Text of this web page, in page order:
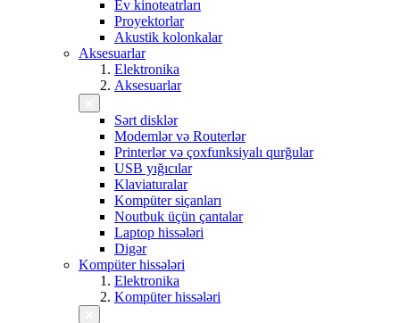
Ev kinoteatrları
Proyektorlar
Akustik kolonkalar
Aksesuarlar
Elektronika
Aksesuarlar
Sərt disklər
Modemlər və Routerlər
Printerlər və çoxfunksiyalı qurğular
USB yığıcılar
Klaviaturalar
Kompüter siçanları
Noutbuk üçün çantalar
Laptop hissələri
Digər
Kompüter hissələri
Elektronika
Kompüter hissələri